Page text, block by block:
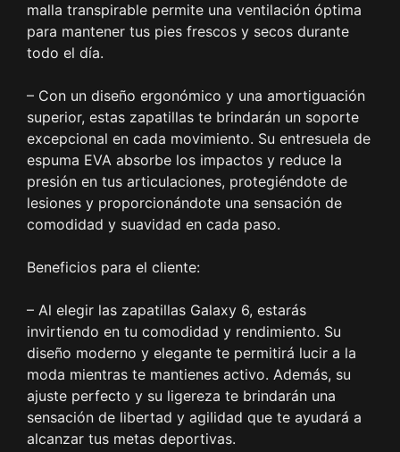
malla transpirable permite una ventilación óptima
para mantener tus pies frescos y secos durante
todo el día.
– Con un diseño ergonómico y una amortiguación
superior, estas zapatillas te brindarán un soporte
excepcional en cada movimiento. Su entresuela de
espuma EVA absorbe los impactos y reduce la
presión en tus articulaciones, protegiéndote de
lesiones y proporcionándote una sensación de
comodidad y suavidad en cada paso.
Beneficios para el cliente:
– Al elegir las zapatillas Galaxy 6, estarás
invirtiendo en tu comodidad y rendimiento. Su
diseño moderno y elegante te permitirá lucir a la
moda mientras te mantienes activo. Además, su
ajuste perfecto y su ligereza te brindarán una
sensación de libertad y agilidad que te ayudará a
alcanzar tus metas deportivas.